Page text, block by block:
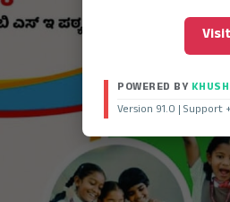
POWERED BY
Version 91.0 | Support